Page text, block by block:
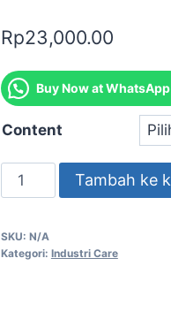
Rp23,000.00
Buy Now at WhatsApp
Content
Tambah ke
SKU: N/A
Kategori: Industri Care